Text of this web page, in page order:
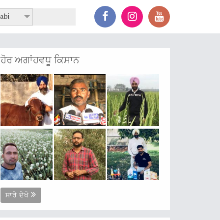
ਹੋਰ ਅਗਾਂਹਵਧੂ ਕਿਸਾਨ
ਸਾਰੇ ਦੇਖੋ